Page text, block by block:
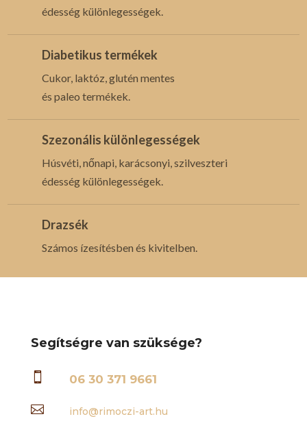
édesség különlegességek.
Diabetikus termékek
Cukor, laktóz, glutén mentes
és paleo termékek.
Szezonális különlegességek
Húsvéti, nőnapi, karácsonyi, szilveszteri
édesség különlegességek.
Drazsék
Számos ízesítésben és kivitelben.
Segítségre van szüksége?
 06 30 371 9661
 info@rimoczi-art.hu